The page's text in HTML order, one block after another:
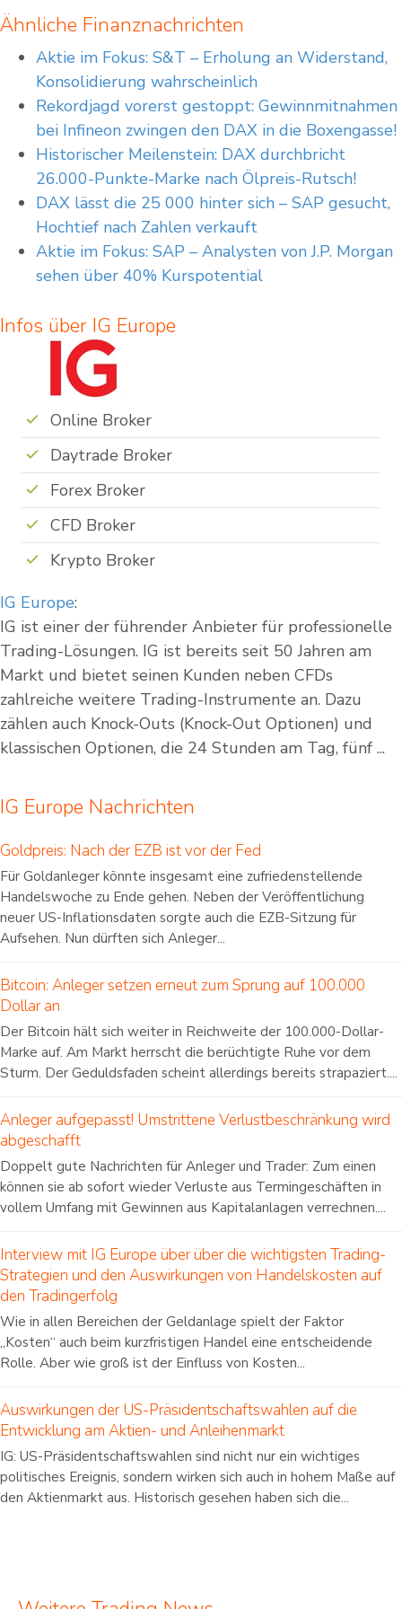
Ähnliche Finanznachrichten
Aktie im Fokus: S&T – Erholung an Widerstand,
Konsolidierung wahrscheinlich
Rekordjagd vorerst gestoppt: Gewinnmitnahmen
bei Infineon zwingen den DAX in die Boxengasse!
Historischer Meilenstein: DAX durchbricht
26.000-Punkte-Marke nach Ölpreis-Rutsch!
DAX lässt die 25 000 hinter sich – SAP gesucht,
Hochtief nach Zahlen verkauft
Aktie im Fokus: SAP – Analysten von J.P. Morgan
sehen über 40% Kurspotential
Infos über IG Europe
Online Broker
Daytrade Broker
Forex Broker
CFD Broker
Krypto Broker
IG Europe:
IG ist einer der führender Anbieter für professionelle
Trading-Lösungen. IG ist bereits seit 50 Jahren am
Markt und bietet seinen Kunden neben CFDs
zahlreiche weitere Trading-Instrumente an. Dazu
zählen auch Knock-Outs (Knock-Out Optionen) und
klassischen Optionen, die 24 Stunden am Tag, fünf ...
IG Europe Nachrichten
Goldpreis: Nach der EZB ist vor der Fed
Für Goldanleger könnte insgesamt eine zufriedenstellende
Handelswoche zu Ende gehen. Neben der Veröffentlichung
neuer US-Inflationsdaten sorgte auch die EZB-Sitzung für
Aufsehen. Nun dürften sich Anleger...
Bitcoin: Anleger setzen erneut zum Sprung auf 100.000
Dollar an
Der Bitcoin hält sich weiter in Reichweite der 100.000-Dollar-
Marke auf. Am Markt herrscht die berüchtigte Ruhe vor dem
Sturm. Der Geduldsfaden scheint allerdings bereits strapaziert....
Anleger aufgepasst! Umstrittene Verlustbeschränkung wird
abgeschafft
Doppelt gute Nachrichten für Anleger und Trader: Zum einen
können sie ab sofort wieder Verluste aus Termingeschäften in
vollem Umfang mit Gewinnen aus Kapitalanlagen verrechnen....
Interview mit IG Europe über über die wichtigsten Trading-
Strategien und den Auswirkungen von Handelskosten auf
den Tradingerfolg
Wie in allen Bereichen der Geldanlage spielt der Faktor
„Kosten“ auch beim kurzfristigen Handel eine entscheidende
Rolle. Aber wie groß ist der Einfluss von Kosten...
Auswirkungen der US-Präsidentschaftswahlen auf die
Entwicklung am Aktien- und Anleihenmarkt
IG: US-Präsidentschaftswahlen sind nicht nur ein wichtiges
politisches Ereignis, sondern wirken sich auch in hohem Maße auf
den Aktienmarkt aus. Historisch gesehen haben sich die...